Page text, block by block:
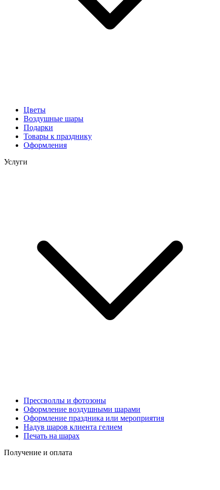
Цветы
Воздушные шары
Подарки
Товары к празднику
Оформления
Услуги
Прессволлы и фотозоны
Оформление воздушными шарами
Оформление праздника или мероприятия
Надув шаров клиента гелием
Печать на шарах
Получение и оплата